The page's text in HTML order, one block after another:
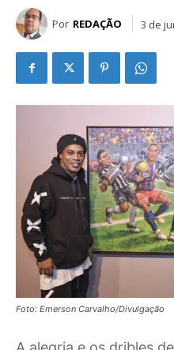
Por REDAÇÃO 3 de
Foto: Emerson Carvalho/Divulgação